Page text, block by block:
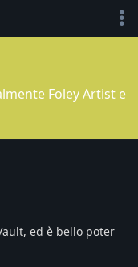
Foley Artist e
ed è bello poter